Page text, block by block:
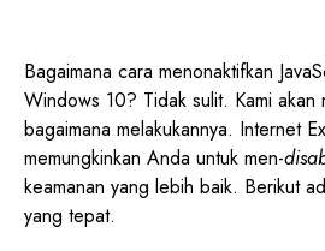
Bagaimana cara menonaktifkan
Windows 10? Tidak sulit. Kami akan
bagaimana melakukannya. Internet
memungkinkan Anda untuk men-
keamanan yang lebih baik. Berikut
yang tepat.